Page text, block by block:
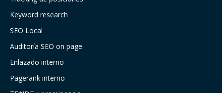
Keyword research
SEO Local
Auditoría SEO on page
Enlazado interno
Pagerank interno